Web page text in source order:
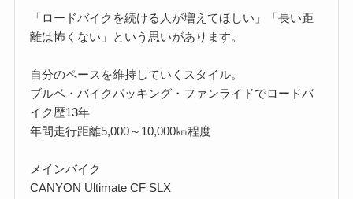
「ロードバイクを続ける人が増えてほしい」「長い距
離は怖くない」という思いがあります。
自分のペースを維持していくスタイル。
ブルベ・バイクパッキング・ファンライドでロードバ
イク歴13年
年間走行距離5,000～10,000㎞程度
メインバイク
CANYON Ultimate CF SLX